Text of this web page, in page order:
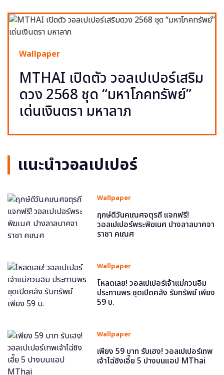
Wallpaper
MTHAI เปิดตัว วอลเปเปอร์เสริม
ดวง 2568 ชุด “มหาโภคทรัพย์”
เด่นเงินตรา มหาลาภ
แนะนำวอลเปเปอร์
Wallpaper
ฤกษ์ดีวันคเณศจตุรถี แจกฟรี!
วอลเปเปอร์พระพิฆเนศ ปางลาลบาคจา
ราชา คเณศ
Wallpaper
โหลดเลย! วอลเปเปอร์เจ้าแม่กวนอิม
ประทานพร ชุดเปิดคลัง รับทรัพย์ เพียง
59 บ.
Wallpaper
เพียง 59 บาท รับเฮง! วอลเปเปอร์เทพ
เจ้าไฉ่ซิงเอี๊ย 5 ปางบนแอป MThai